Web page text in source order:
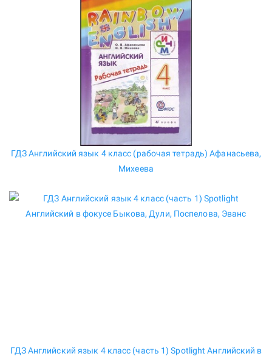
ГДЗ Английский язык 4 класс (рабочая тетрадь) Афанасьева,
Михеева
ГДЗ Английский язык 4 класс (часть 1) Spotlight Английский в